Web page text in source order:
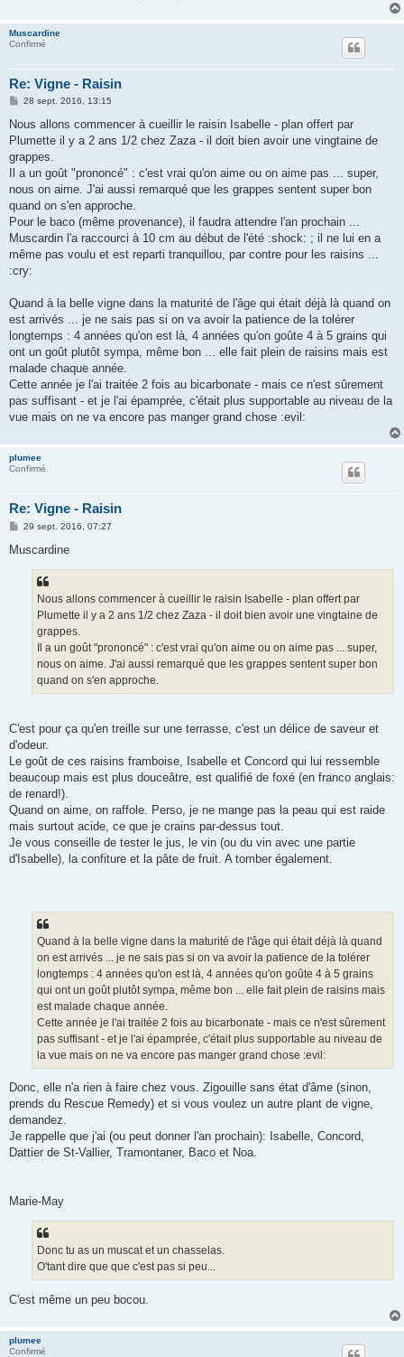
Muscardine
Confirmé
Re: Vigne - Raisin
M
s
a
g
28 sept. 2016, 13:15
Nous allons commencer à cueillir le raisin Isabelle - plan offert par
Plumette il y a 2 ans 1/2 chez Zaza - il doit bien avoir une vingtaine de
grappes.
Il a un goût "prononcé" : c'est vrai qu'on aime ou on aime pas ... super,
nous on aime. J'ai aussi remarqué que les grappes sentent super bon
quand on s'en approche.
Pour le baco (même provenance), il faudra attendre l'an prochain ...
Muscardin l'a raccourci à 10 cm au début de l'été :shock: ; il ne lui en a
même pas voulu et est reparti tranquillou, par contre pour les raisins ...
:cry:
Quand à la belle vigne dans la maturité de l'âge qui était déjà là quand on
est arrivés ... je ne sais pas si on va avoir la patience de la tolérer
longtemps : 4 années qu'on est là, 4 années qu'on goûte 4 à 5 grains qui
ont un goût plutôt sympa, même bon ... elle fait plein de raisins mais est
malade chaque année.
Cette année je l'ai traitée 2 fois au bicarbonate - mais ce n'est sûrement
pas suffisant - et je l'ai épamprée, c'était plus supportable au niveau de la
vue mais on ne va encore pas manger grand chose :evil:
plumee
Confirmé
Re: Vigne - Raisin
M
s
29 sept. 2016, 07:27
Muscardine
Nous allons commencer à cueillir le raisin Isabelle - plan offert par
Plumette il y a 2 ans 1/2 chez Zaza - il doit bien avoir une vingtaine de
grappes.
Il a un goût "prononcé" : c'est vrai qu'on aime ou on aime pas ... super,
nous on aime. J'ai aussi remarqué que les grappes sentent super bon
quand on s'en approche.
C'est pour ça qu'en treille sur une terrasse, c'est un délice de saveur et
d'odeur.
Le goût de ces raisins framboise, Isabelle et Concord qui lui ressemble
beaucoup mais est plus douceâtre, est qualifié de foxé (en franco anglais:
de renard!).
Quand on aime, on raffole. Perso, je ne mange pas la peau qui est raide
mais surtout acide, ce que je crains par-dessus tout.
Je vous conseille de tester le jus, le vin (ou du vin avec une partie
d'Isabelle), la confiture et la pâte de fruit. A tomber également.
Quand à la belle vigne dans la maturité de l'âge qui était déjà là quand
on est arrivés ... je ne sais pas si on va avoir la patience de la tolérer
longtemps : 4 années qu'on est là, 4 années qu'on goûte 4 à 5 grains
qui ont un goût plutôt sympa, même bon ... elle fait plein de raisins mais
est malade chaque année.
Cette année je l'ai traitée 2 fois au bicarbonate - mais ce n'est sûrement
pas suffisant - et je l'ai épamprée, c'était plus supportable au niveau de
la vue mais on ne va encore pas manger grand chose :evil:
Donc, elle n'a rien à faire chez vous. Zigouille sans état d'âme (sinon,
prends du Rescue Remedy) et si vous voulez un autre plant de vigne,
demandez.
Je rappelle que j'ai (ou peut donner l'an prochain): Isabelle, Concord,
Dattier de St-Vallier, Tramontaner, Baco et Noa.
Marie-May
Donc tu as un muscat et un chasselas.
O'tant dire que que c'est pas si peu...
C'est même un peu bocou.
plumee
Confirmé